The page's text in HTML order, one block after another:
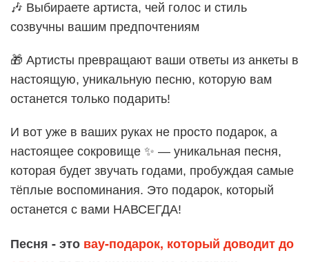
🎶 Выбираете артиста, чей голос и стиль
созвучны вашим предпочтениям
🎁 Артисты превращают ваши ответы из анкеты в
настоящую, уникальную песню, которую вам
останется только подарить!
И вот уже в ваших руках не просто подарок, а
настоящее сокровище ✨ — уникальная песня,
которая будет звучать годами, пробуждая самые
тёплые воспоминания. Это подарок, который
останется с вами НАВСЕГДА!
Песня - это вау-подарок, который доводит до